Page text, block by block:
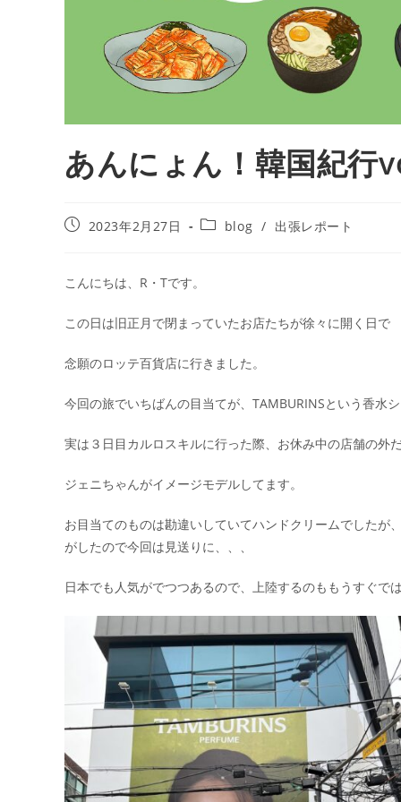
あんにょん！韓国紀行
2023年2月27日 blog / 出張レポート
こんにちは、R・Tです。
この日は旧正月で閉まっていたお店たちが徐々に開く日で
念願のロッテ百貨店に行きました。
今回の旅でいちばんの目当てが、TAMBURINSという香水
実は３日目カルロスキルに行った際、お休み中の店舗の外
ジェニちゃんがイメージモデルしてます。
お目当てのものは勘違いしていてハンドクリームでした
がしたので今回は見送りに、、、
日本でも人気がでつつあるので、上陸するのももうすぐで